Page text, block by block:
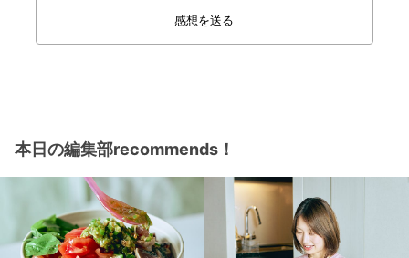
感想を送る
本日の編集部recommends！